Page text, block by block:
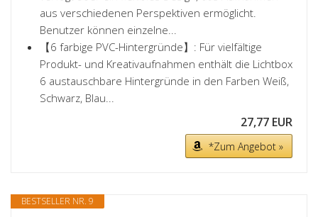
aus verschiedenen Perspektiven ermöglicht.
Benutzer können einzelne...
【6 farbige PVC-Hintergründe】: Für vielfältige
Produkt- und Kreativaufnahmen enthält die Lichtbox
6 austauschbare Hintergründe in den Farben Weiß,
Schwarz, Blau...
27,77 EUR
*Zum Angebot »
BESTSELLER NR. 9